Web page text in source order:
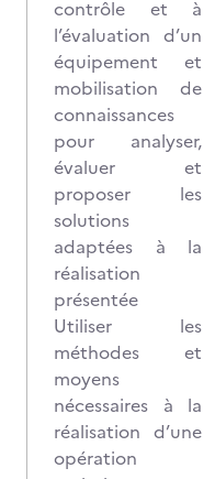
contrôle et à
l’évaluation d’un
équipement et
mobilisation de
connaissances
pour analyser,
évaluer et
proposer les
solutions
adaptées à la
réalisation
présentée
Utiliser les
méthodes et
moyens
nécessaires à la
réalisation d’une
opération